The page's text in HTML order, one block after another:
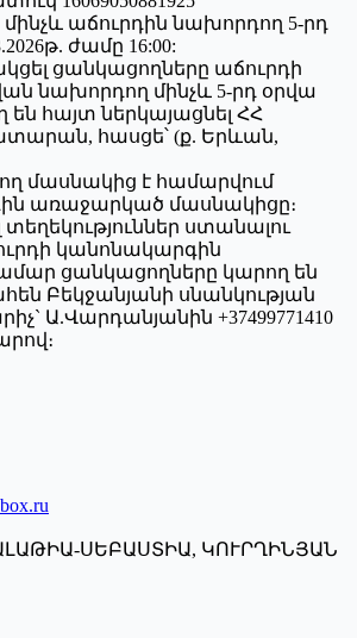
աճուրդին նախորդող 5-րդ
ժամը 16:00:
ցանկացողները աճուրդի
նախորդող մինչև 5-րդ օրվա
են հայտ ներկայացնել ՀՀ
հասցե՝ (ք. Երևան,
մասնակից է համարվում
առաջարկած մասնակիցը։
տեղեկություններ ստանալու
կանոնակարգին
ցանկացողները կարող են
Բեկջանյանի սնանկության
Ա.Վարդանյանին +37499771410
ՍԵԲԱՍՏԻԱ, ԿՈՒՐՂԻՆՅԱՆ